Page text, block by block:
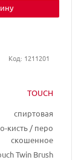
TOUCH
спиртовая
кисть / перо
скошенное
Twin Brush
Код: 1211201